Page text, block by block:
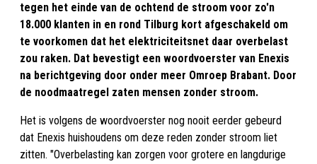
tegen het einde van de ochtend de stroom voor zo'n
18.000 klanten in en rond Tilburg kort afgeschakeld om
te voorkomen dat het elektriciteitsnet daar overbelast
zou raken. Dat bevestigt een woordvoerster van Enexis
na berichtgeving door onder meer Omroep Brabant. Door
de noodmaatregel zaten mensen zonder stroom.
Het is volgens de woordvoerster nog nooit eerder gebeurd
dat Enexis huishoudens om deze reden zonder stroom liet
zitten. "Overbelasting kan zorgen voor grotere en langdurige